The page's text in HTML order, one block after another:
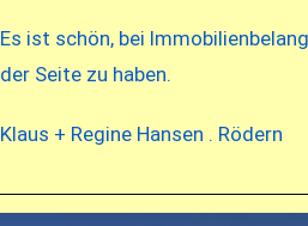
Es ist schön, bei
der Seite zu haben.
Klaus + Regine Hansen . Rödern